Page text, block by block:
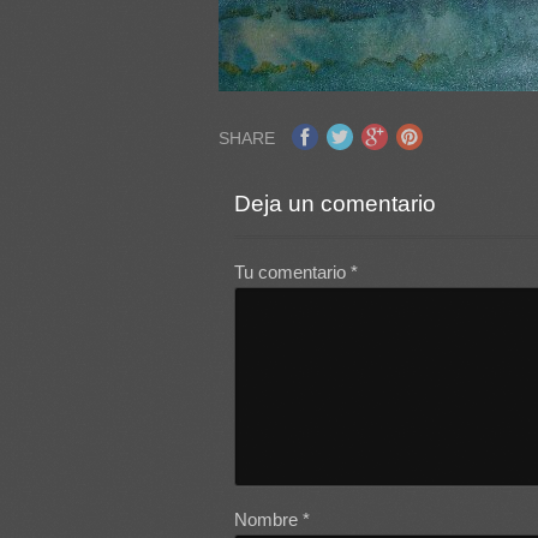
SHARE
Deja un comentario
Tu comentario*
Nombre*